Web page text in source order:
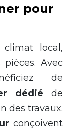
pour
local,
Avec
de
dédié de
des travaux.
conçoivent